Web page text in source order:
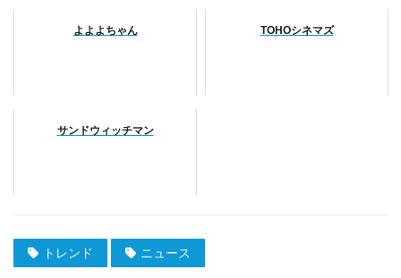
よよよちゃん TOHOシネマズ
サンドウィッチマン
トレンド ニュース